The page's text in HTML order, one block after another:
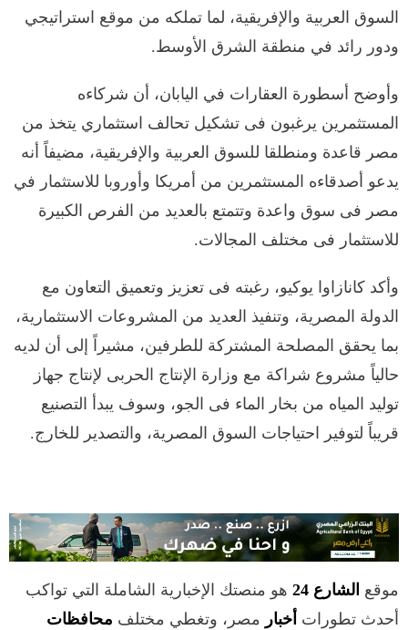
السوق العربية والإفريقية، لما تملكه من موقع استراتيجي
ودور رائد في منطقة الشرق الأوسط.
وأوضح أسطورة العقارات في اليابان، أن شركاءه
المستثمرين يرغبون فى تشكيل تحالف استثماري يتخذ من
مصر قاعدة ومنطلقا للسوق العربية والإفريقية، مضيفاً أنه
يدعو أصدقاءه المستثمرين من أمريكا وأوروبا للاستثمار في
مصر فى سوق واعدة وتتمتع بالعديد من الفرص الكبيرة
للاستثمار فى مختلف المجالات.
وأكد كانازاوا يوكيو، رغبته فى تعزيز وتعميق التعاون مع
الدولة المصرية، وتنفيذ العديد من المشروعات الاستثمارية،
بما يحقق المصلحة المشتركة للطرفين، مشيراً إلى أن لديه
حالياً مشروع شراكة مع وزارة الإنتاج الحربى لإنتاج جهاز
توليد المياه من بخار الماء فى الجو، وسوف يبدأ التصنيع
قريباً لتوفير احتياجات السوق المصرية، والتصدير للخارج.
موقع الشارع 24
هو منصتك الإخبارية الشاملة التي تواكب
أحدث تطورات أخبار مصر، وتغطي مختلف محافظات